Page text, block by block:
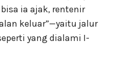
ia ajak, rentenir
keluar”—yaitu jalur
yang dialami I-